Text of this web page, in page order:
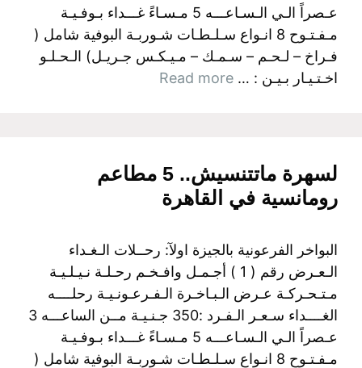
عـصراً الـي الـسـاعـــه 5 مـسـاءً غـــداء بـوفـيـة
مـفـتـوح 8 انـواع سـلـطـات شـوربـة البوفية شامل (
فـراخ – لـحـم – سـمـك – مـيـكـس جـريـل) الـحـلـو
اخـتـيـار بـيـن : … Read more
لسهرة ماتتنسيش.. 5 مطاعم
رومانسية في القاهرة
البواخر الفرعونية بالجيزة اولآ: رحــلات الـغـداء
الـعـرض رقم ( 1 ) أجـمـل وافـخـم رحـلـة نـيـلـيـة
مـتـحـركـة عـرض الـبـاخـرة الـفـرعـونـيـة رحلــــه
الغــــداء سـعـر الـفـرد :350 جـنـيـة مــن الساعـــه 3
عـصراً الـي الـسـاعـــه 5 مـسـاءً غـــداء بـوفـيـة
مـفـتـوح 8 انـواع سـلـطـات شـوربـة البوفية شامل (